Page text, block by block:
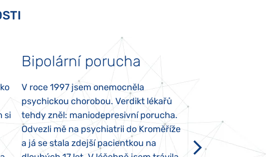
si
Bipolární porucha
V roce 1997 jsem onemocněla
psychickou chorobou. Verdikt lékařů
tehdy zněl: maniodepresivní porucha.
Odvezli mě na psychiatrii do Kroměříže
a já se stala zdejší pacientkou na
narození,
který je u